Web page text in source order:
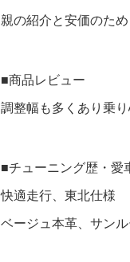
親の紹介と安価のため
■商品レビュー
調整幅も多くあり乗
■チューニング歴・愛
快適走行、東北仕様
ベージュ本革、サン